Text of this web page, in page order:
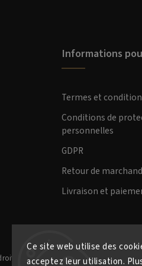
Ce site web utilise des
acceptez leur utilisation.
Informations
Termes et
Conditions de
personnelles
GDPR
Retour de
Livraison et
réservés.